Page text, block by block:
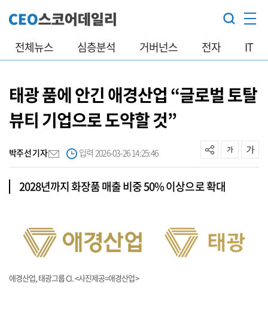
전체뉴스 심층분석 거버넌스 전자 IT
태광 품에 안긴 애경산업 “글로벌 토탈
뷰티 기업으로 도약할 것”
박주선 기자 입력 2026-03-26 14:25:46
2028년까지 화장품 매출 비중 50% 이상으로 확대
애경산업, 태광그룹 CI. <사진제공=애경산업>